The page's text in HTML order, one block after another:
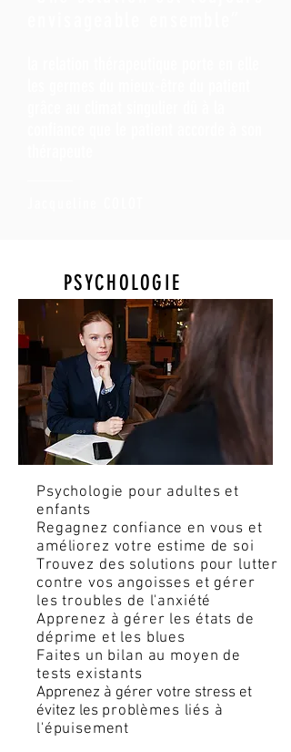
PSYCHOLOGIE
Psychologie pour adultes et
enfants
Regagnez confiance en vous et
améliorez votre estime de soi
Trouvez des solutions pour lutter
contre vos angoisses et gérer
les troubles de l'anxiété
Apprenez à gérer les états de
déprime et les blues
Faites un bilan au moyen de
tests existants
Apprenez à gérer votre stress et
évitez les problèmes liés à
l'épuisement